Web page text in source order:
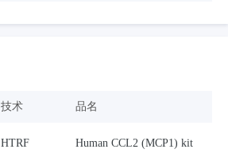
技术 品名
HTRF Human CCL2 (MCP1) kit